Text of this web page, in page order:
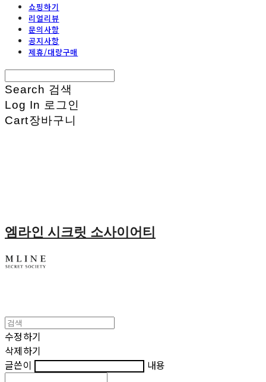
쇼핑하기
리얼리뷰
문의사항
공지사항
제휴/대량구매
Search 검색
Log In 로그인
Cart장바구니
엠라인 시크릿 소사이어티
수정하기
삭제하기
글쓴이
내용